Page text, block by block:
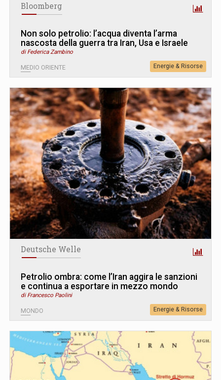
Bloomberg
Non solo petrolio: l’acqua diventa l’arma
nascosta della guerra tra Iran, Usa e Israele
di Federica Zambino
MEDIO ORIENTE Energie & Risorse
Deutsche Welle
Petrolio ombra: come l’Iran aggira le sanzioni
e continua a esportare in mezzo mondo
di Francesco Paolini
MONDO Energie & Risorse